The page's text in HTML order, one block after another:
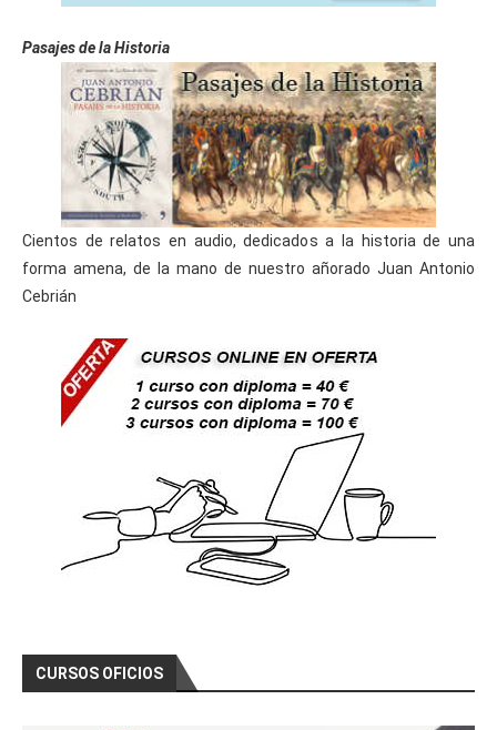
Pasajes de la Historia
Cientos de relatos en audio, dedicados a la historia de una
forma amena, de la mano de nuestro añorado Juan Antonio
Cebrián
CURSOS OFICIOS